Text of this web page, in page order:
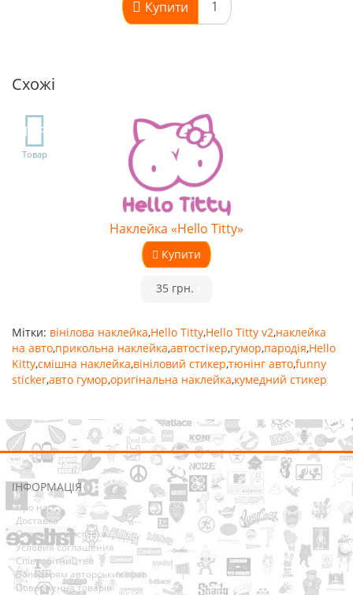
Купити
Схожі
TOP
Товар
Наклейка «Hello Titty»
Купити
35 грн.
Мітки: вінілова наклейка,Hello Titty,Hello Titty v2,наклейка
на авто,прикольна наклейка,автостікер,гумор,пародія,Hello
Kitty,смішна наклейка,вініловий стикер,тюнінг авто,funny
sticker,авто гумор,оригінальна наклейка,кумедний стикер
ІНФОРМАЦІЯ
Про нас
Доставка
Оплата та Доставка
Условия соглашения
Співробітництво
Володарям авторських прав
Повернення товарів